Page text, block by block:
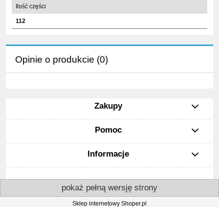
Ilość części
112
Opinie o produkcie (0)
Zakupy
Pomoc
Informacje
pokaż pełną wersję strony
Sklep internetowy Shoper.pl